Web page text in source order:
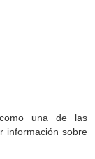
una de las
información sobre